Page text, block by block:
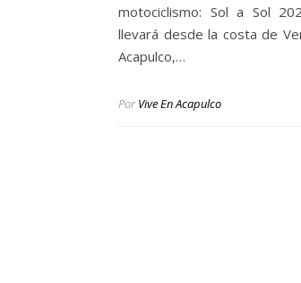
motociclismo: Sol a Sol
llevará desde la costa de
Acapulco,…
Por Vive En Acapulco